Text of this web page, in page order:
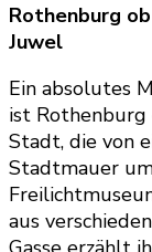
Rothenburg
Juwel
Ein absolutes
ist
Stadt, die von
Stadtmauer
aus